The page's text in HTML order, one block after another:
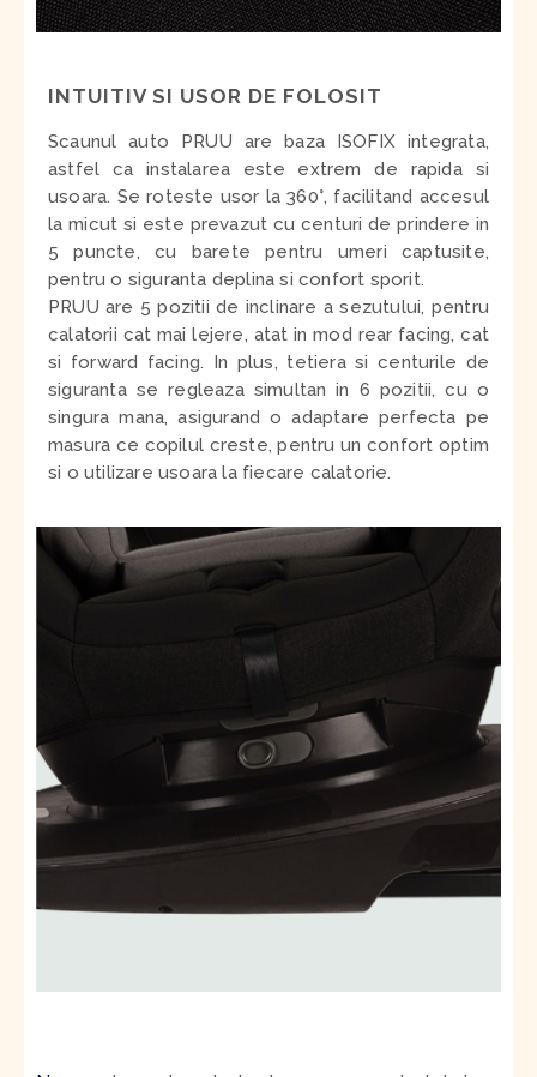
INTUITIV SI USOR DE FOLOSIT
Scaunul auto PRUU are baza ISOFIX integrata,
astfel ca instalarea este extrem de rapida si
usoara. Se roteste usor la 360°, facilitand accesul
la micut si este prevazut cu centuri de prindere in
5 puncte, cu barete pentru umeri captusite,
pentru o siguranta deplina si confort sporit.
PRUU are 5 pozitii de inclinare a sezutului, pentru
calatorii cat mai lejere, atat in mod rear facing, cat
si forward facing. In plus, tetiera si centurile de
siguranta se regleaza simultan in 6 pozitii, cu o
singura mana, asigurand o adaptare perfecta pe
masura ce copilul creste, pentru un confort optim
si o utilizare usoara la fiecare calatorie.